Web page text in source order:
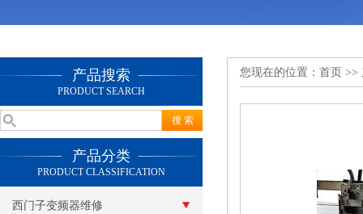
产品搜索
PRODUCT SEARCH
产品分类
PRODUCT CLASSIFICATION
西门子变频器维修
您现在的位置： 首页 >>